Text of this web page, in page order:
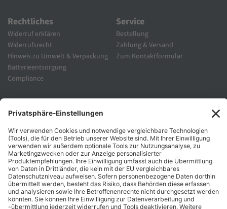
Rechtliches
Widerruf erklären
Widerrufsrecht
Hinweis zu Umwelt & Verpackung
Batterieentsorgung
Compliance
Service
Bestellung
Zahlung & Versand
Zum Kontaktformular
Unternehmen
Karriere
Zahlungsarten